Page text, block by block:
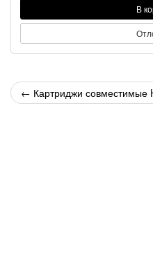
В
← Картриджи совместимые